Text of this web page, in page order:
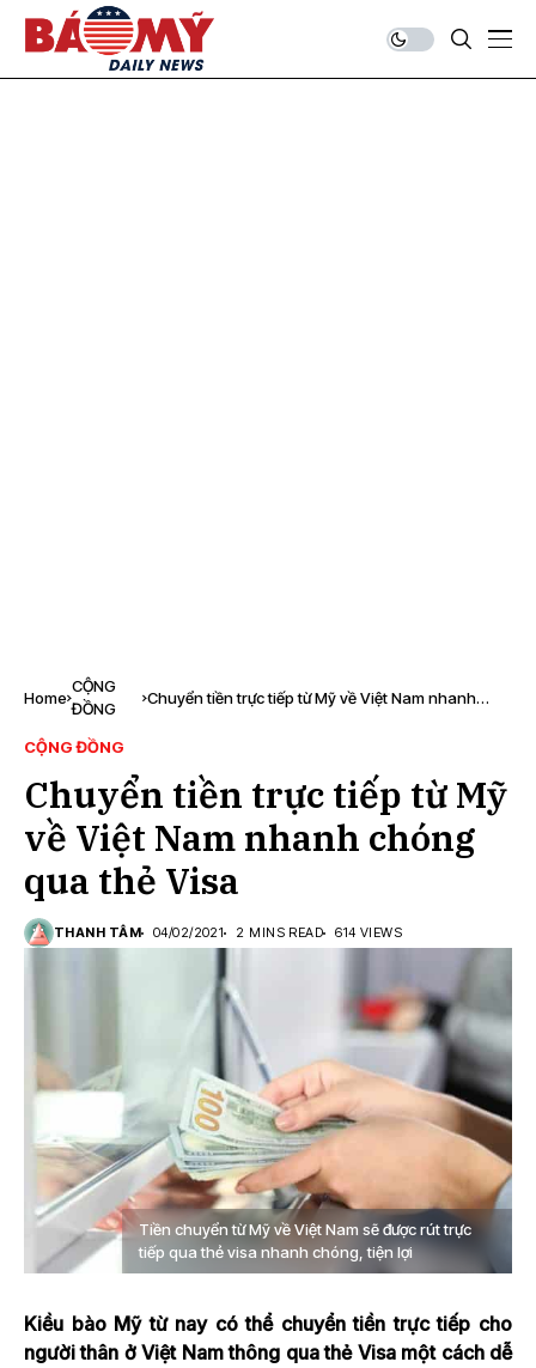
Home
CỘNG
ĐỒNG
Chuyển tiền trực tiếp từ Mỹ về Việt Nam nhanh
CỘNG ĐỒNG
Chuyển tiền trực tiếp từ Mỹ
về Việt Nam nhanh chóng
qua thẻ Visa
THANH TÂM 04/02/2021 2 MINS READ 614 VIEWS
Tiền chuyển từ Mỹ về Việt Nam sẽ được rút trực
tiếp qua thẻ visa nhanh chóng, tiện lợi
Kiều bào Mỹ từ nay có thể chuyển tiền trực tiếp cho
người thân ở Việt Nam thông qua thẻ Visa một cách dễ